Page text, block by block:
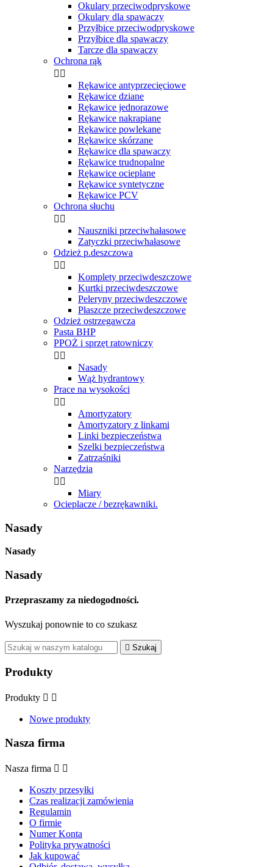
Okulary przeciwodpryskowe
Okulary dla spawaczy
Przyłbice przeciwodpryskowe
Przyłbice dla spawaczy
Tarcze dla spawaczy
Ochrona rąk
 
Rękawice antyprzecięciowe
Rękawice dziane
Rękawice jednorazowe
Rękawice nakrapiane
Rękawice powlekane
Rękawice skórzane
Rękawice dla spawaczy
Rękawice trudnopalne
Rękawice ocieplane
Rękawice syntetyczne
Rękawice PCV
Ochrona słuchu
 
Nauszniki przeciwhałasowe
Zatyczki przeciwhałasowe
Odzież p.deszczowa
 
Komplety przeciwdeszczowe
Kurtki przeciwdeszczowe
Peleryny przeciwdeszczowe
Płaszcze przeciwdeszczowe
Odzież ostrzegawcza
Pasta BHP
PPOŻ i sprzęt ratowniczy
 
Nasady
Wąż hydrantowy
Prace na wysokości
 
Amortyzatory
Amortyzatory z linkami
Linki bezpieczeństwa
Szelki bezpieczeństwa
Zatrzaśniki
Narzędzia
 
Miary
Ocieplacze / bezrękawniki.
Nasady
Nasady
Nasady
Przepraszamy za niedogodności.
Wyszukaj ponownie to co szukasz
 Szukaj
Produkty
Produkty  
Nowe produkty
Nasza firma
Nasza firma  
Koszty przesyłki
Czas realizacji zamówienia
Regulamin
O firmie
Numer Konta
Polityka prywatności
Jak kupować